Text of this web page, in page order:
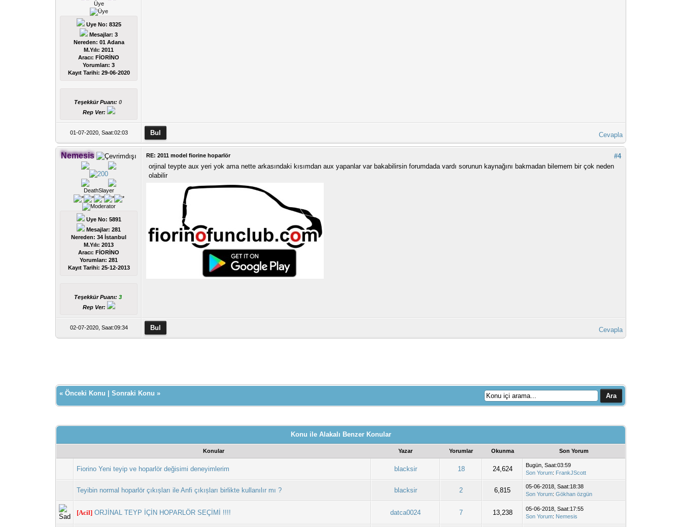
Üye
Uye No: 8325
Mesajlar: 3
Nereden: 01 Adana
M.Yılı: 2011
Aracı: FİORİNO
Yorumları:3
Kayıt Tarihi: 29-06-2020
Teşekkür Puanı:0
Rep Ver:
01-07-2020, Saat:02:03 Cevapla
Nemesis
DeathSlayer
Uye No: 5891
Mesajlar: 281
Nereden: 34 İstanbul
M.Yılı: 2013
Aracı: FİORİNO
Yorumları:281
Kayıt Tarihi: 25-12-2013
Teşekkür Puanı:3
Rep Ver:
#4
RE: 2011 model fiorine hoparlör
orjinal teypte aux yeri yok ama nette arkasındaki kısımdan aux yapanlar var bakabilirsin forumdada vardı sorunun kaynağını bakmadan bilemem bir çok neden
olabilir
02-07-2020, Saat:09:34 Cevapla
«Önceki Konu |Sonraki Konu »
Konu ile Alakalı Benzer Konular
Konular Yazar Yorumlar Okunma Son Yorum
Fiorino Yeni teyip ve hoparlör değisimi deneyimlerim blacksir 18 24,624 Bugün , Saat:03:59
Son Yorum: FrankJScott
Teyibin normal hoparlör çıkıșları ile Anfi çıkıșları birlikte kullanılır mı ? blacksir 2 6,815
05-06-2018, Saat:18:38
Son Yorum:Gökhan özgün
[Acil] ORJİNAL TEYP İÇİN HOPARLÖR SEÇİMİ !!!! datca0024 7 13,238
05-06-2018, Saat:17:55
Son Yorum: Nemesis